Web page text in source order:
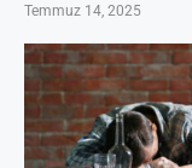
Temmuz 14, 2025